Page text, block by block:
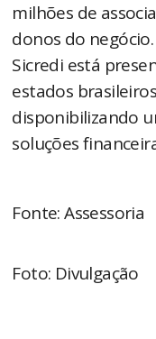
milhões de
donos do
Sicredi está
estados
disponibilizando
soluções
Fonte: Assessoria
Foto: Divulgação